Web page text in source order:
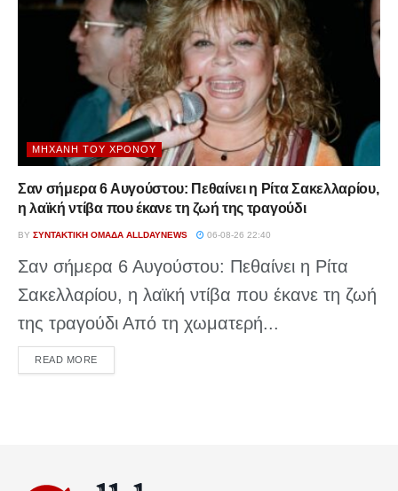
ΜΗΧΑΝΉ ΤΟΥ ΧΡΌΝΟΥ
Σαν σήμερα 6 Αυγούστου: Πεθαίνει η Ρίτα Σακελλαρίου,
η λαϊκή ντίβα που έκανε τη ζωή της τραγούδι
BY ΣΥΝΤΑΚΤΙΚΉ ΟΜΆΔΑ ALLDAYNEWS 06-08-26 22:40
Σαν σήμερα 6 Αυγούστου: Πεθαίνει η Ρίτα
Σακελλαρίου, η λαϊκή ντίβα που έκανε τη ζωή
της τραγούδι Από τη χωματερή...
READ MOREDETAILS